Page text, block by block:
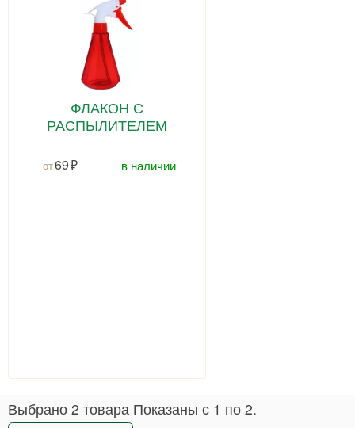
ФЛАКОН С
РАСПЫЛИТЕЛЕМ
69 в наличии
Выбрано 2 товара Показаны с 1 по 2.